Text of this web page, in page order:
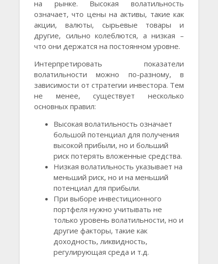
на рынке. Высокая волатильность
означает, что цены на активы, такие как
акции, валюты, сырьевые товары и
другие, сильно колеблются, а низкая –
что они держатся на постоянном уровне.
Интерпретировать показатели
волатильности можно по-разному, в
зависимости от стратегии инвестора. Тем
не менее, существует несколько
основных правил:
Высокая волатильность означает
большой потенциал для получения
высокой прибыли, но и больший
риск потерять вложенные средства.
Низкая волатильность указывает на
меньший риск, но и на меньший
потенциал для прибыли.
При выборе инвестиционного
портфеля нужно учитывать не
только уровень волатильности, но и
другие факторы, такие как
доходность, ликвидность,
регулирующая среда и т.д.